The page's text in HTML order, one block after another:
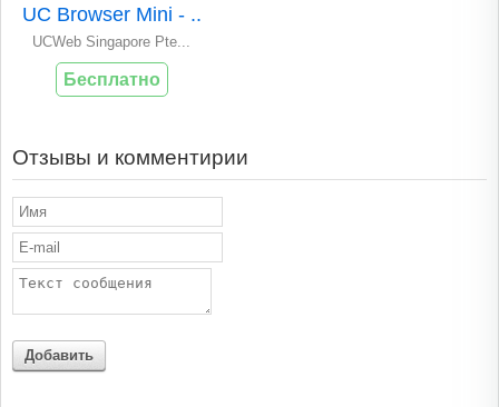
UC Browser Mini - ..
UCWeb Singapore Pte...
Бесплатно
Отзывы и комментирии
Добавить